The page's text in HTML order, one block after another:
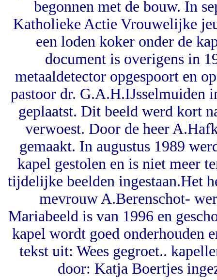
begonnen met de bouw. In
Katholieke Actie Vrouwelijke
een loden koker onder de
document is overigens in
metaaldetector opgespoort en
pastoor dr. G.A.H.IJsselmuiden
geplaatst. Dit beeld werd kort
verwoest. Door de heer
gemaakt. In augustus 1989
kapel gestolen en is niet meer
tijdelijke beelden ingestaan.Het
mevrouw A.Berenschot-
Mariabeeld is van 1996 en
kapel wordt goed onderhouden
tekst uit: Wees gegroet..
door: Katja Boertjes